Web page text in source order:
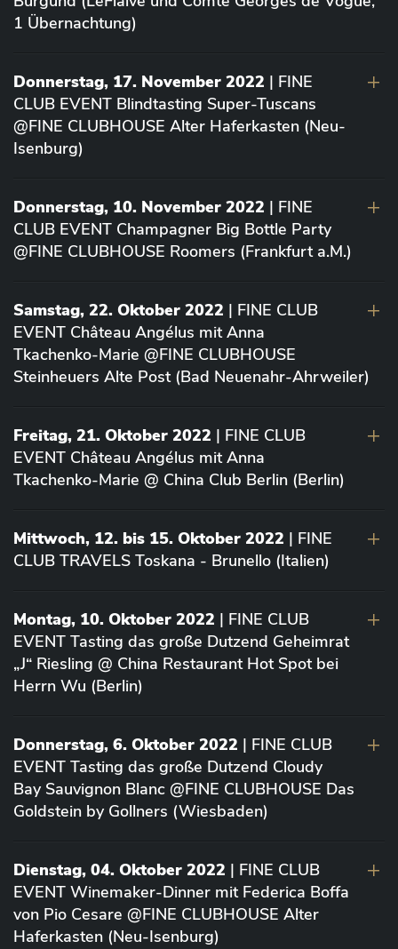
1 Übernachtung)
Donnerstag, 17. November 2022 | FINE
CLUB EVENT Blindtasting Super-Tuscans
@FINE CLUBHOUSE Alter Haferkasten (Neu-
Isenburg)
Donnerstag, 10. November 2022 | FINE
CLUB EVENT Champagner Big Bottle Party
@FINE CLUBHOUSE Roomers (Frankfurt a.M.)
Samstag, 22. Oktober 2022 | FINE CLUB
EVENT Château Angélus mit Anna
Tkachenko-Marie @FINE CLUBHOUSE
Steinheuers Alte Post (Bad Neuenahr-Ahrweiler)
Freitag, 21. Oktober 2022 | FINE CLUB
EVENT Château Angélus mit Anna
Tkachenko-Marie @ China Club Berlin (Berlin)
Mittwoch, 12. bis 15. Oktober 2022 | FINE
CLUB TRAVELS Toskana - Brunello (Italien)
Montag, 10. Oktober 2022 | FINE CLUB
EVENT Tasting das große Dutzend Geheimrat
„J“ Riesling @ China Restaurant Hot Spot bei
Herrn Wu (Berlin)
Donnerstag, 6. Oktober 2022 | FINE CLUB
EVENT Tasting das große Dutzend Cloudy
Bay Sauvignon Blanc @FINE CLUBHOUSE Das
Goldstein by Gollners (Wiesbaden)
Dienstag, 04. Oktober 2022 | FINE CLUB
EVENT Winemaker-Dinner mit Federica Boffa
von Pio Cesare @FINE CLUBHOUSE Alter
Haferkasten (Neu-Isenburg)